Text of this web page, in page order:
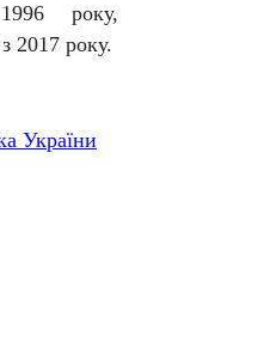
року,
2017 року.
України